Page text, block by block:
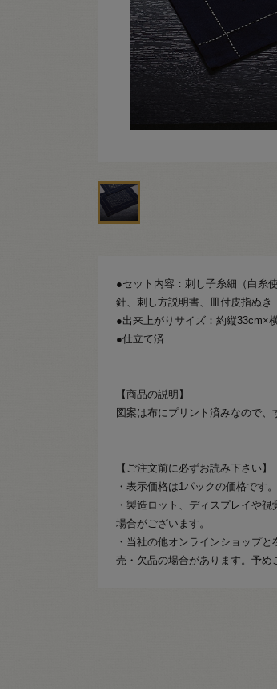
●セット内容：刺し子糸細（白糸
針、刺し方説明書、皿付皮指ぬき
●出来上がりサイズ：約縦33cm×
●仕立て済
【商品の説明】
図案は布にプリント済みなので、
【ご注文前に必ずお読み下さい】
・表示価格は1パックの価格です。
・製造ロット、ディスプレイや
場合がございます。
・当社の他オンラインショップ
売・欠品の場合があります。予め